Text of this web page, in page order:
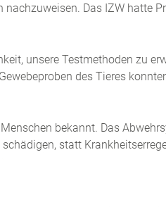
Das IZW hatte
unsere Testmethoden zu
des Tieres
bekannt. Das
statt